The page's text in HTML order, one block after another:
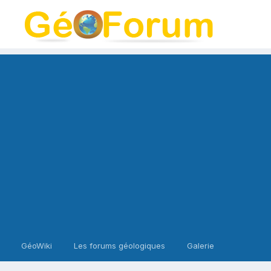
GéoWiki Les forums géologiques Galerie